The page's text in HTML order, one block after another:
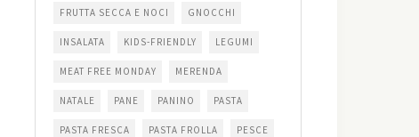
FRUTTA SECCA E NOCI GNOCCHI
INSALATA KIDS-FRIENDLY LEGUMI
MEAT FREE MONDAY MERENDA
NATALE PANE PANINO PASTA
PASTA FRESCA PASTA FROLLA PESCE